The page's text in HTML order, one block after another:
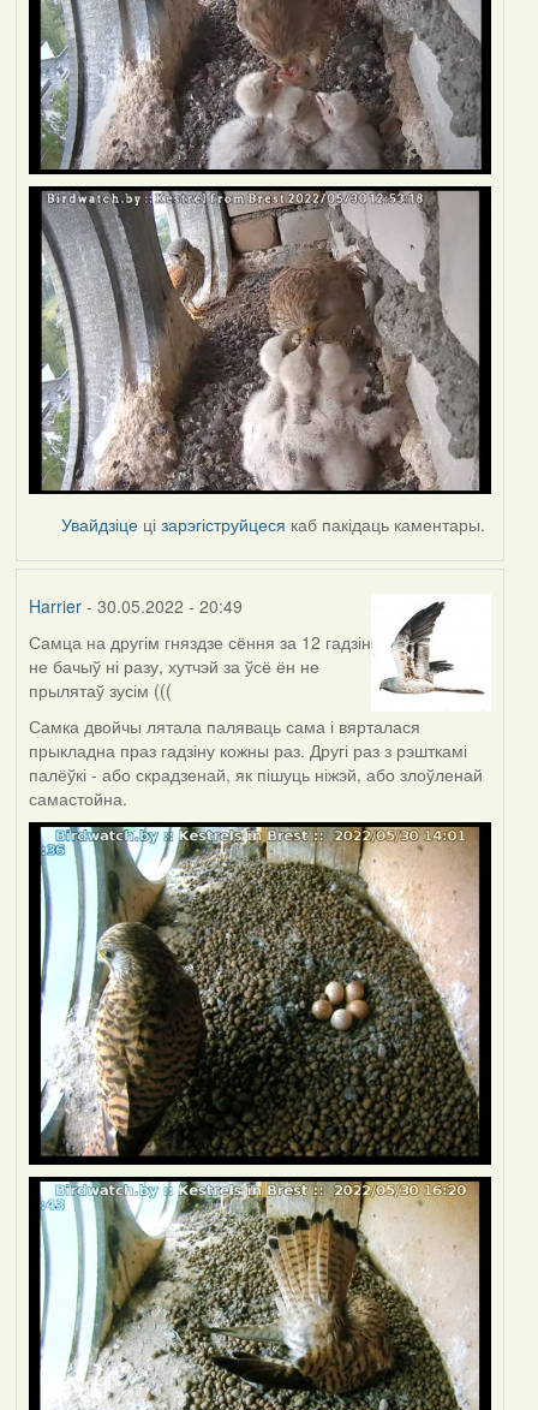
Увайдзіце цізарэгіструйцеся каб пакідаць каментары.
Harrier- 30.05.2022 - 20:49
Самца на другім гняздзе сёння за 12 гадзін
не бачыў ні разу, хутчэй за ўсё ён не
прылятаў зусім (((
Самка двойчы лятала паляваць сама і вярталася
прыкладна праз гадзіну кожны раз. Другі раз з рэшткамі
палёўкі - або скрадзенай, як пішуць ніжэй, або злоўленай
самастойна.